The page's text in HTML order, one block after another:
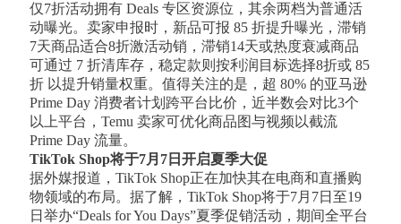
仅7折活动拥有 Deals 专区资源位，其余两档为普通活
动曝光。卖家申报时，新品可报 85 折提升曝光，滞销
7天商品适合8折激活动销，滞销14天或热度衰减商品
可通过 7 折清库存，稳定款则按利润目标选择8折或 85
折 以提升销量权重。值得关注的是，超 80% 的亚马逊
Prime Day 消费者计划跨平台比价，近半数会对比3个
以上平台，Temu 卖家可优化商品图与视频以截流
Prime Day 流量。
TikTok Shop将于7月7日开启夏季大促
据外媒报道，TikTok Shop正在加快其在电商和直播购
物领域的布局。据了解，TikTok Shop将于7月7日至19
日举办“Deals for You Days”夏季促销活动，期间全平台